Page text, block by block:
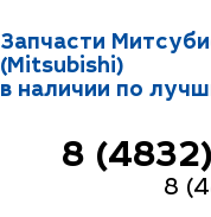
Запчасти
(Mitsubishi)
в наличии по
8
8